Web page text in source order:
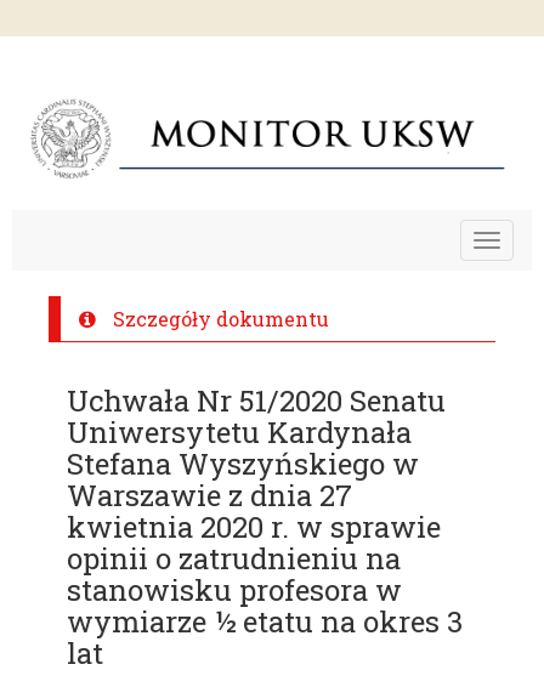
Toggle
Szczegóły dokumentu
Uchwała Nr 51/2020 Senatu
Uniwersytetu Kardynała
Stefana Wyszyńskiego w
Warszawie z dnia 27
kwietnia 2020 r. w sprawie
opinii o zatrudnieniu na
stanowisku profesora w
wymiarze ½ etatu na okres 3
lat